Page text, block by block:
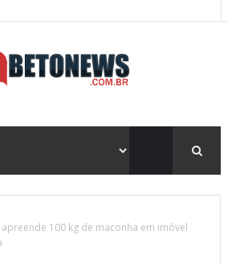
apreende 100 kg de maconha em imóvel